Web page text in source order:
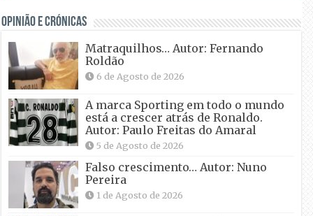
OPINIÃO E CRÓNICAS
Matraquilhos… Autor: Fernando
Roldão
6 de Agosto de 2026
A marca Sporting em todo o mundo
está a crescer atrás de Ronaldo.
Autor: Paulo Freitas do Amaral
5 de Agosto de 2026
Falso crescimento… Autor: Nuno
Pereira
1 de Agosto de 2026